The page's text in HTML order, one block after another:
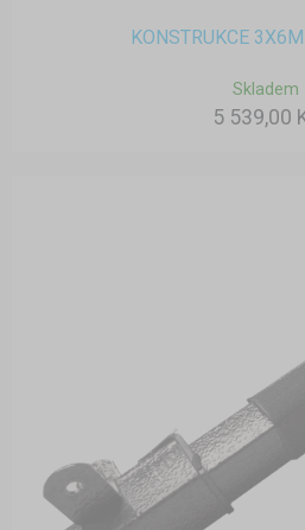
KONSTRUKCE
Skladem
5 539,00